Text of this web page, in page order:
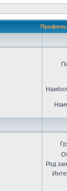
Профиль
Род